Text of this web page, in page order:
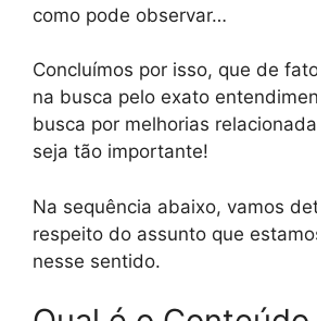
como pode observar…
Concluímos por isso, que de
na busca pelo exato
busca por melhorias
seja tão importante!
Na sequência abaixo, vamos
respeito do assunto que
nesse sentido.